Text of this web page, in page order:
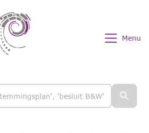
pagina
Menu